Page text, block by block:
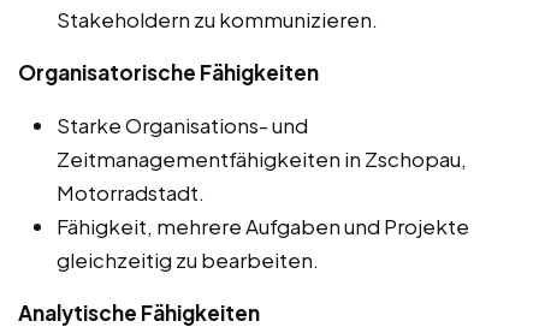
Stakeholdern zu kommunizieren.
Organisatorische Fähigkeiten
Starke Organisations- und
Zeitmanagementfähigkeiten in Zschopau,
Motorradstadt.
Fähigkeit, mehrere Aufgaben und Projekte
gleichzeitig zu bearbeiten.
Analytische Fähigkeiten